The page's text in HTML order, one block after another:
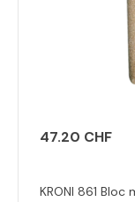
47.20 CHF
KRONI 861 Bloc